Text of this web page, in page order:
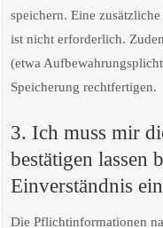
speichern. Eine
ist nicht erforderlich.
(etwa
Speicherung rechtfertigen.
3. Ich muss mir
bestätigen lassen
Einverständnis
Die Pflichtinformationen